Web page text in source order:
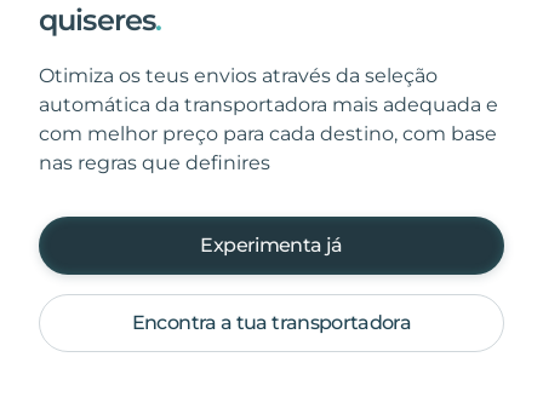
quiseres.
Otimiza os teus envios através da seleção
automática da transportadora mais adequada e
com melhor preço para cada destino, com base
nas regras que definires
Experimenta já
Encontra a tua transportadora